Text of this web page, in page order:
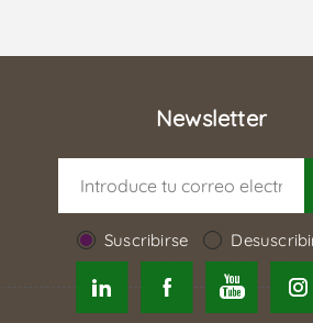
Newsletter
Suscribirse